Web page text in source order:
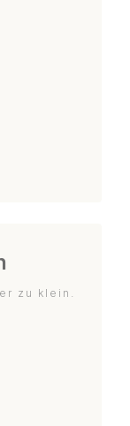
zu klein.